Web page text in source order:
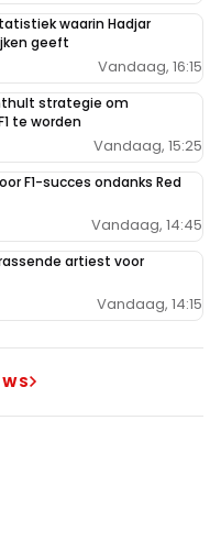
waarin Hadjar
geeft
Vandaag, 16:15
strategie om
te worden
Vandaag, 15:25
F1-succes ondanks Red
Vandaag, 14:45
artiest voor
Vandaag, 14:15